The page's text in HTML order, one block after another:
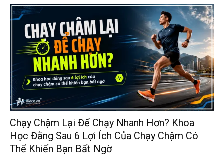
Chạy Chậm Lại Để Chạy Nhanh Hơn? Khoa
Học Đằng Sau 6 Lợi Ích Của Chạy Chậm Có
Thể Khiến Bạn Bất Ngờ